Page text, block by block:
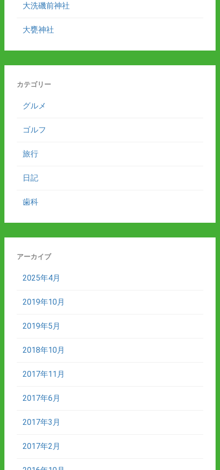
大洗磯前神社
大甕神社
カテゴリー
グルメ
ゴルフ
旅行
日記
歯科
アーカイブ
2025年4月
2019年10月
2019年5月
2018年10月
2017年11月
2017年6月
2017年3月
2017年2月